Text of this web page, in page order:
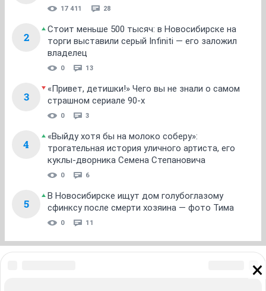
17 411 28
2
Стоит меньше 500 тысяч: в Новосибирске на
торги выставили серый Infiniti — его заложил
владелец
0 13
3
«Привет, детишки!» Чего вы не знали о самом
страшном сериале 90-х
0 3
4
«Выйду хотя бы на молоко соберу»:
трогательная история уличного артиста, его
куклы-дворника Семена Степановича
0 6
5
В Новосибирске ищут дом голубоглазому
сфинксу после смерти хозяина — фото Тима
0 11